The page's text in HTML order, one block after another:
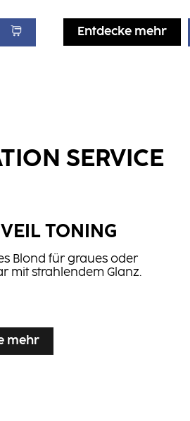
Entdecke mehr
SERVICE
TONING
Blond für graues oder
mit strahlendem Glanz.
mehr